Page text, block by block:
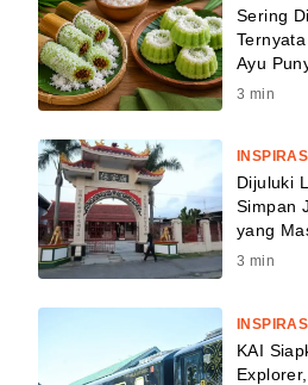
Sering
Ayu
3 min
Dijuluki
Simpan
yang
3 min
KAI